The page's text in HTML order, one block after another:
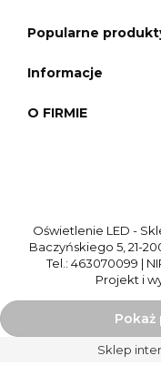
Popularne
Informacje
O FIRMIE
Oświetlenie LED -
Baczyńskiego 5, 21-
Tel.: 463070099 |
Projekt i
Pokaż
Sklep